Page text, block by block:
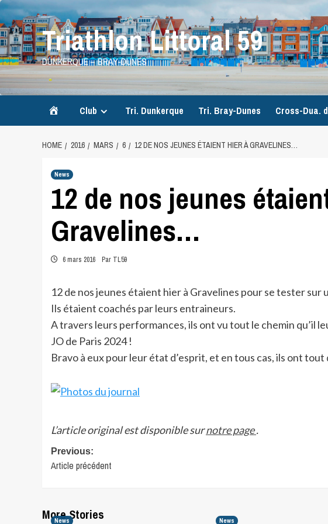
Skip
to
content
Triathlon Littoral 59
DUNKERQUE – BRAY-DUNES
Accueil
Club Tri. Dunkerque Tri. Bray-Dunes Cross-Dua.
HOME 2016 MARS 6 12 DE NOS JEUNES ÉTAIENT HIER À GRAVELINES…
News
12 de nos jeunes
Gravelines…
6 mars 2016 Par TL59
12 de nos jeunes étaient hier à Gravelines pour se tester sur
Ils étaient coachés par leurs entraineurs.
A travers leurs performances, ils ont vu tout le chemin qu’il
JO de Paris 2024 !
Bravo à eux pour leur état d’esprit, et en tous cas, ils ont tout
L’article original est disponible surnotre page.
Post
navigation
Previous:
Article précédent
More Stories
News News